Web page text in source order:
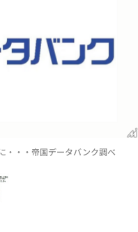
・・・帝国データバンク調べ